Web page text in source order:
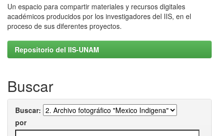
Un espacio para compartir materiales y recursos digitales
académicos producidos por los investigadores del IIS, en el
proceso de sus diferentes proyectos.
Repositorio del IIS-UNAM
Buscar
Buscar:
por